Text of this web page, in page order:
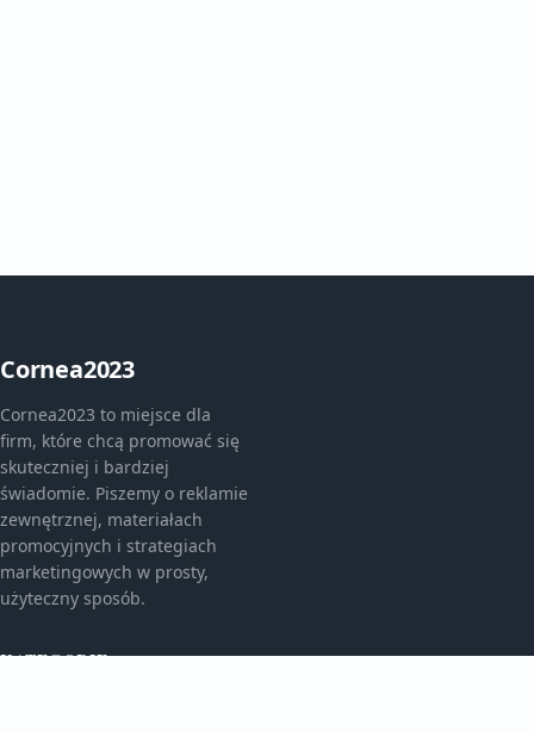
Cornea2023
Cornea2023 to miejsce dla
firm, które chcą promować się
skuteczniej i bardziej
świadomie. Piszemy o reklamie
zewnętrznej, materiałach
promocyjnych i strategiach
marketingowych w prosty,
użyteczny sposób.
KATEGORIE